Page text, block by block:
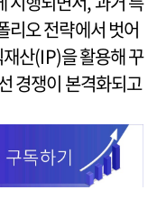
리오 전략에서 벗어
산(IP)을 활용해 꾸
경쟁이 본격화되고